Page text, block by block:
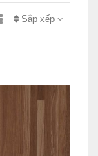
Sắp xếp